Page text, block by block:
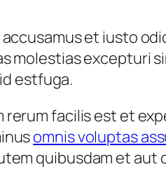
et iusto
molestias excepturi
estfuga.
rerum facilis est et
omnis voluptas
quibusdam et